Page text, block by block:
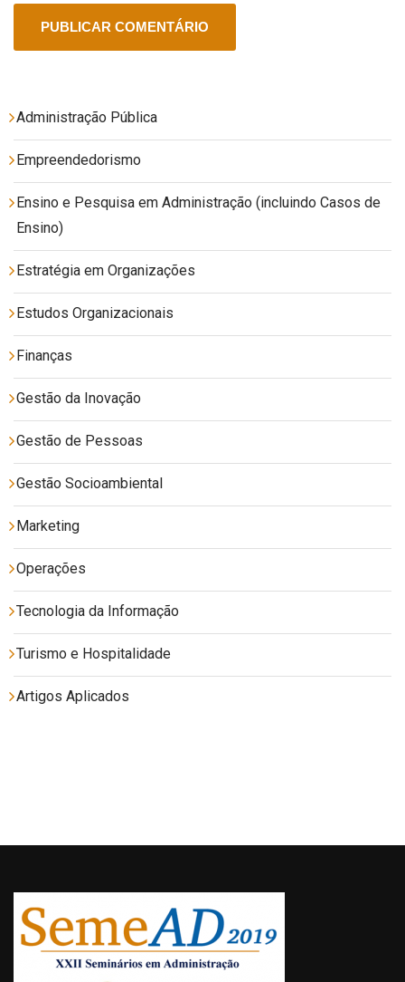
Administração Pública
Empreendedorismo
Ensino e Pesquisa em Administração (incluindo Casos de
Ensino)
Estratégia em Organizações
Estudos Organizacionais
Finanças
Gestão da Inovação
Gestão de Pessoas
Gestão Socioambiental
Marketing
Operações
Tecnologia da Informação
Turismo e Hospitalidade
Artigos Aplicados